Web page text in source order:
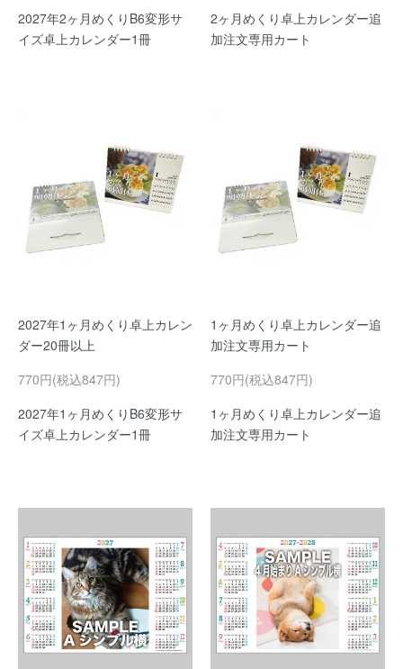
2027年2ヶ月めくりB6変形サ
イズ卓上カレンダー1冊
2ヶ月めくり卓上カレンダー追
加注文専用カート
2027年1ヶ月めくり卓上カレン
ダー20冊以上
770円(税込847円)
2027年1ヶ月めくりB6変形サ
イズ卓上カレンダー1冊
1ヶ月めくり卓上カレンダー追
加注文専用カート
770円(税込847円)
1ヶ月めくり卓上カレンダー追
加注文専用カート